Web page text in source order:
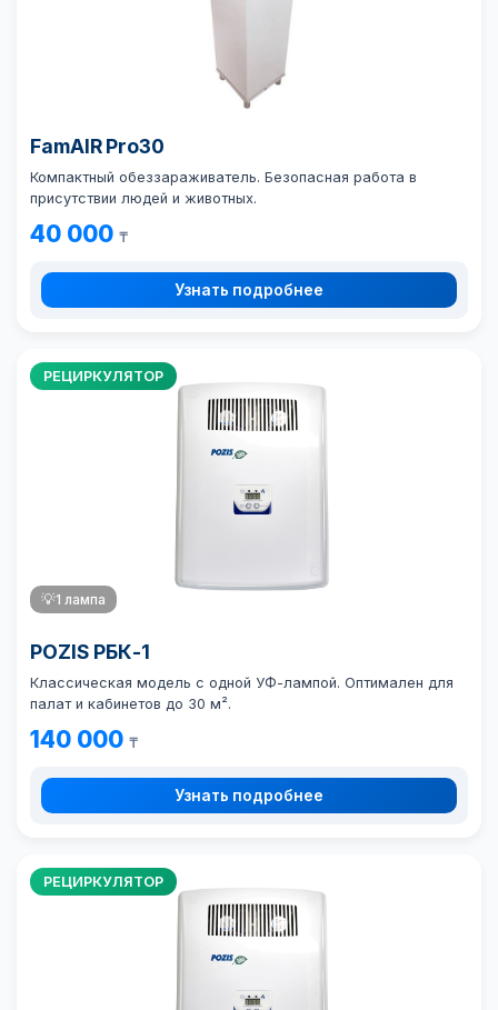
FamAIR Pro30
Компактный обеззараживатель. Безопасная работа в
присутствии людей и животных.
40 000 ₸
Узнать подробнее
РЕЦИРКУЛЯТОР
💡1 лампа
POZIS РБК-1
Классическая модель с одной УФ-лампой. Оптимален для
палат и кабинетов до 30 м².
140 000 ₸
Узнать подробнее
РЕЦИРКУЛЯТОР